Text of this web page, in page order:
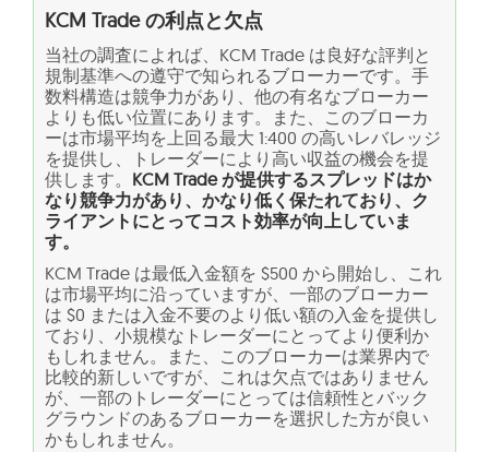
KCM Trade の利点と欠点
当社の調査によれば、KCM Trade は良好な評判と
規制基準への遵守で知られるブローカーです。手
数料構造は競争力があり、他の有名なブローカー
よりも低い位置にあります。また、このブローカ
ーは市場平均を上回る最大 1:400 の高いレバレッジ
を提供し、トレーダーにより高い収益の機会を提
供します。 KCM Trade が提供するスプレッドはか
なり競争力があり、かなり低く保たれており、ク
ライアントにとってコスト効率が向上していま
す。
KCM Trade は最低入金額を $500 から開始し、これ
は市場平均に沿っていますが、一部のブローカー
は $0 または入金不要のより低い額の入金を提供し
ており、小規模なトレーダーにとってより便利か
もしれません。また、このブローカーは業界内で
比較的新しいですが、これは欠点ではありません
が、一部のトレーダーにとっては信頼性とバック
グラウンドのあるブローカーを選択した方が良い
かもしれません。